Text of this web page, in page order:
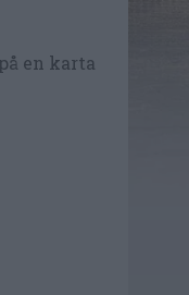
en karta